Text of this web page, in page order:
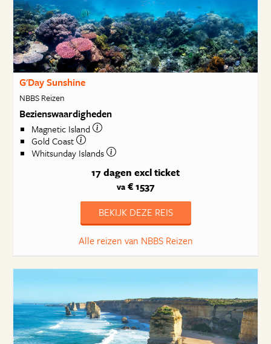
G'Day Sunshine
NBBS Reizen
Bezienswaardigheden
Magnetic Island
Gold Coast
Whitsunday Islands
17 dagen excl ticket
va€ 1537
BEKIJK DEZE REIS
Alle reizen van NBBS Reizen